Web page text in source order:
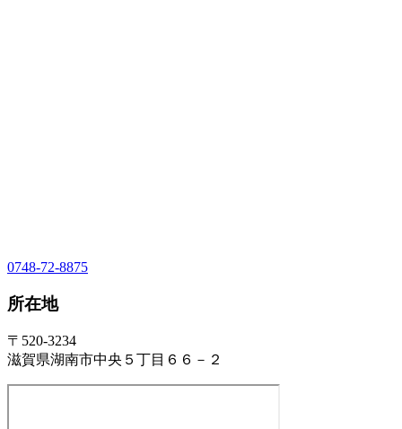
0748-72-8875
所在地
〒520-3234
滋賀県湖南市中央５丁目６６－２